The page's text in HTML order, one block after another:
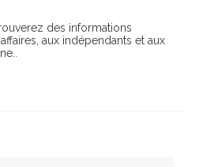
des informations
aux indépendants et aux